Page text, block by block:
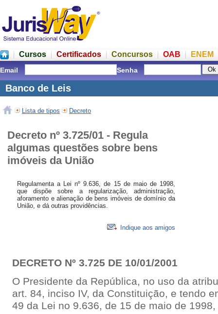
Cursos Certificados Concursos OAB ENEM
Email Senha
Banco de Leis
Lista de tipos Decreto
Decreto nº 3.725/01 - Regula
algumas questões sobre bens
imóveis da União
Regulamenta a Lei nº 9.636, de 15 de maio de 1998,
que dispõe sobre a regularização, administração,
aforamento e alienação de bens imóveis de domínio da
União, e dá outras providências.
Indique aos amigos
DECRETO Nº 3.725 DE 10/01/2001
O Presidente da República, no uso da
art. 84, inciso IV, da Constituição, e tendo
49 da Lei no 9.636, de 15 de maio de 1998,